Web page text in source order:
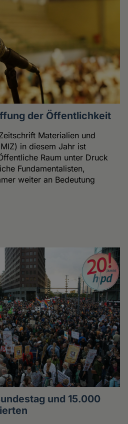
der Öffentlichkeit
Materialien und
in diesem Jahr ist
Raum unter Druck
Fundamentalisten,
weiter an Bedeutung
und 15.000